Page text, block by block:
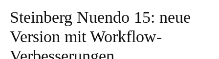
Steinberg Nuendo 15: neue
Version mit Workflow-